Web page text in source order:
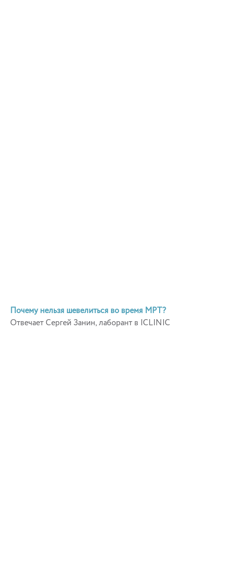
Почему нельзя шевелиться во время МРТ?
Отвечает Сергей Занин, лаборант в ICLINIC